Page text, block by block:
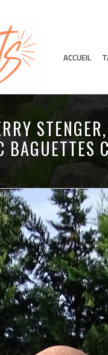
ACCUEIL
BAGUETTES